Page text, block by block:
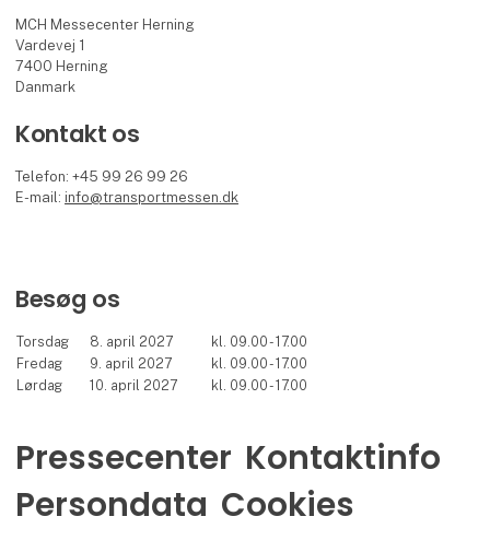
MCH Messecenter Herning
Vardevej 1
7400 Herning
Danmark
Kontakt os
Telefon: +45 99 26 99 26
E-mail: info@transportmessen.dk
Besøg os
Torsdag 8. april 2027
kl. 09.00 - 17.00
Fredag
9. april 2027
kl. 09.00 - 17.00
Lørdag
10. april 2027 kl. 09.00 - 17.00
Pressecenter Kontaktinfo
Persondata Cookies